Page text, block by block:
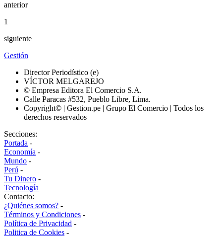
anterior
1
siguiente
Gestión
Director Periodístico (e)
VÍCTOR MELGAREJO
© Empresa Editora El Comercio S.A.
Calle Paracas #532, Pueblo Libre, Lima.
Copyright© | Gestion.pe | Grupo El Comercio | Todos los
derechos reservados
Secciones:
Portada -
Economía -
Mundo -
Perú -
Tu Dinero -
Tecnología
Contacto:
¿Quiénes somos? -
Términos y Condiciones -
Política de Privacidad -
Politica de Cookies -